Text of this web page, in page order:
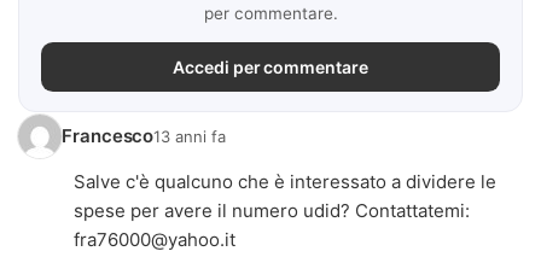
per commentare.
Accedi per commentare
Francesco13 anni fa
Salve c'è qualcuno che è interessato a dividere le
spese per avere il numero udid? Contattatemi:
fra76000@yahoo.it